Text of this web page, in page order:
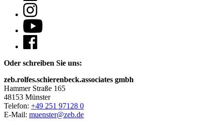
Oder schreiben Sie uns:
zeb.rolfes.schierenbeck.associates gmbh
Hammer Straße 165
48153 Münster
Telefon: +49 251 97128 0
E-Mail: muenster@zeb.de